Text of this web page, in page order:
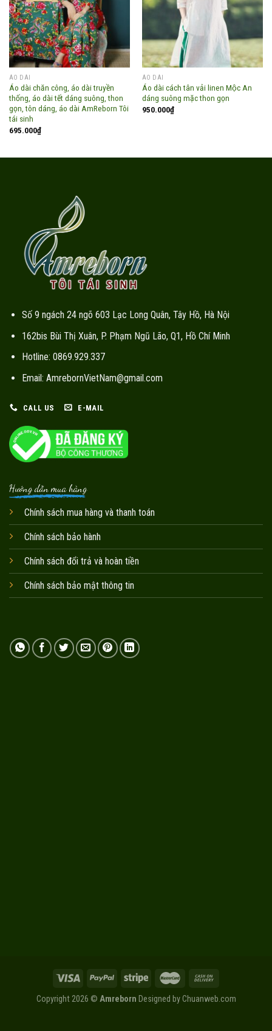
wishlist
ÁO DÀI
Áo dài chăn công, áo dài truyền
thống, áo dài tết dáng suông, thon
gọn, tôn dáng, áo dài AmReborn Tôi
tái sinh
695.000₫
wishlist
ÁO DÀI
Áo dài cách tân vải linen Mộc An
dáng suông mặc thon gọn
950.000₫
Số 9 ngách 24 ngõ 603 Lạc Long Quân, Tây Hồ, Hà Nội
162bis Bùi Thị Xuân, P. Phạm Ngũ Lão, Q1, Hồ Chí Minh
Hotline: 0869.929.337
Email: AmrebornVietNam@gmail.com
CALL US E-MAIL
Hướng dẫn mua hàng
Chính sách mua hàng và thanh toán
Chính sách bảo hành
Chính sách đổi trả và hoàn tiền
Chính sách bảo mật thông tin
Copyright 2026 © Amreborn Designed byChuanweb.com